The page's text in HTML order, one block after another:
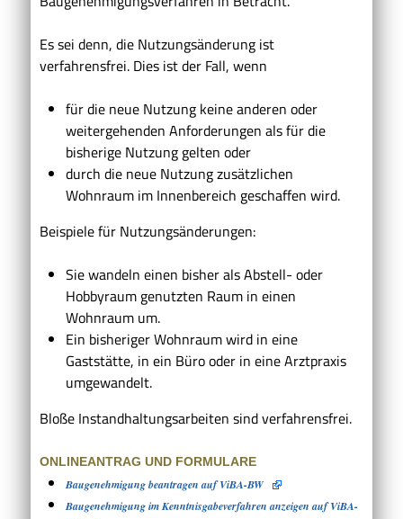
Es sei denn, die Nutzungsänderung ist
verfahrensfrei. Dies ist der Fall, wenn
für die neue Nutzung keine anderen oder
weitergehenden Anforderungen als für die
bisherige Nutzung gelten oder
durch die neue Nutzung zusätzlichen
Wohnraum im Innenbereich geschaffen wird.
Beispiele für Nutzungsänderungen:
Sie wandeln einen bisher als Abstell- oder
Hobbyraum genutzten Raum in einen
Wohnraum um.
Ein bisheriger Wohnraum wird in eine
Gaststätte, in ein Büro oder in eine Arztpraxis
umgewandelt.
Bloße Instandhaltungsarbeiten sind verfahrensfrei.
ONLINEANTRAG UND FORMULARE
Baugenehmigung beantragen auf ViBA-BW
Baugenehmigung im Kenntnisgabeverfahren anzeigen auf ViBA-